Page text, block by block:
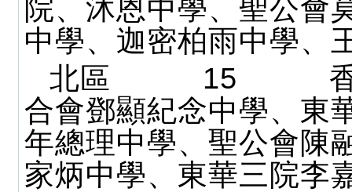
院、沐恩中學、聖公會
中學、迦密柏雨中學、
北區 15 香港
合會鄧顯紀念中學、東
年總理中學、聖公會陳
家炳中學、東華三院李